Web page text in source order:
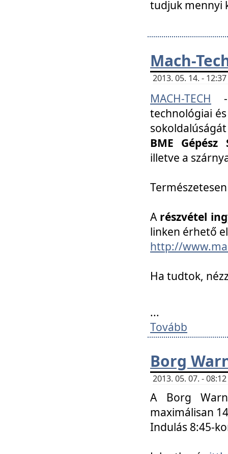
tudjuk mennyi
Mach-
2013. 05. 14. -
MACH-TECH
technológiai
BME
illetve a
A részvétel
linken érhető
http://
Ha tudtok,
...
Tovább
Borg
2013. 05. 07. -
A Borg
maximálisan
Indulás 8:45-